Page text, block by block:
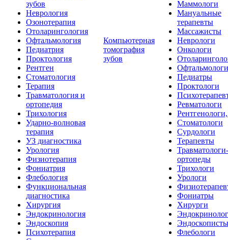
зубов
Неврология
Озонотерапия
Отоларингология
Офтальмология
Педиатрия
Проктология
Рентген
Стоматология
Терапия
Травматология и
ортопедия
Трихология
Ударно-волновая
терапия
УЗ диагностика
Урология
Физиотерапия
Фониатрия
Флебология
Функциональная
диагностика
Хирургия
Эндокринология
Эндоскопия
Психотерапия
Компьютерная
томография
зубов
Маммологи
Мануальные
терапевты
Массажисты
Неврологи
Онкологи
Офтальмологи
Педиатры
Проктологи
Ревматологи
Стоматологи
Сурдологи
Терапевты
Травматологи-
ортопеды
Трихологи
Урологи
Фониатры
Хирурги
Эндоскописты
Флебологи